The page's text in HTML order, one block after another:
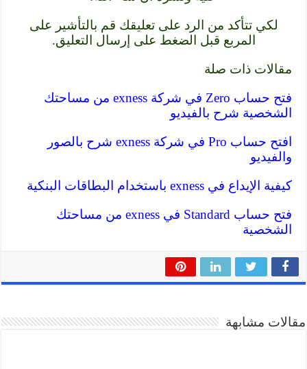
لكي تتأكد من الرد على تعليقك قم بالتأشير على
المربع قبل الضغط على إرسال التعليق.
مقالات ذات صلة
فتح حساب Zero في شركة exness من مساحتك
الشخصية شرح بالفيديو
افتح حساب Pro في شركة exness شرح بالصور
والفيديو
كيفية الإيداع في exness باستخدام البطاقات البنكية
فتح حساب Standard في exness من مساحتك
الشخصية
مقالات مشابهة